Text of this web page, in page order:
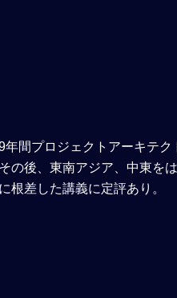
間プロジェクトアーキテ
の後、東南アジア、中東を
根差した講義に定評あり。